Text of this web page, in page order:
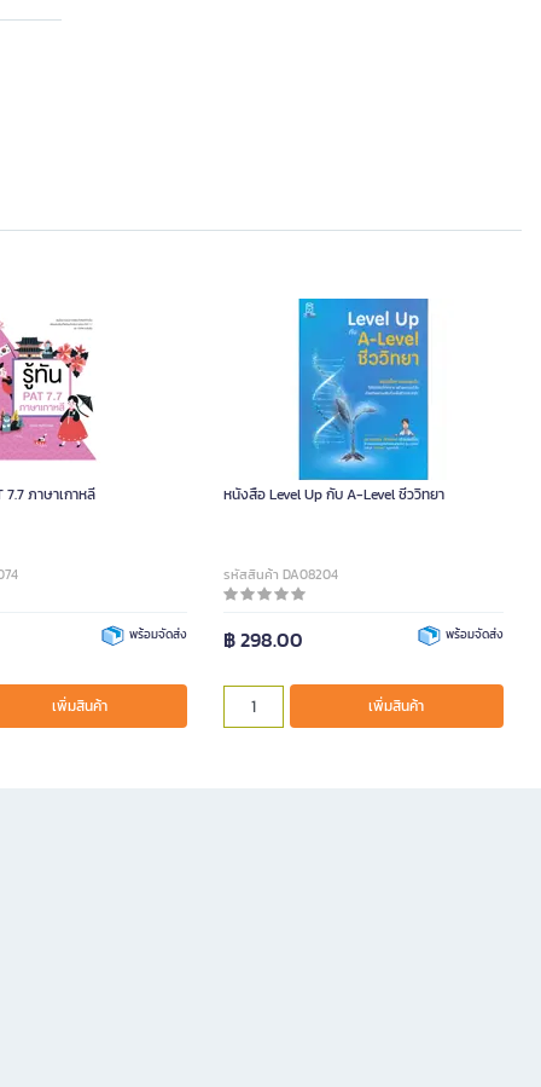
ภาษาเกาหลี
พร้อมจัดส่ง
เพิ่มสินค้า
หนังสือ Level Up กับ A-Level ชีววิทยา
รหัสสินค้า DA08204
฿ 298.00 พร้อมจัดส่ง
เพิ่มสินค้า